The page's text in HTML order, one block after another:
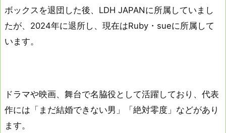
ボックスを退団した後、LDH JAPANに所属していまし
たが、2024年に退所し、現在はRuby・sueに所属して
います。
ドラマや映画、舞台で名脇役として活躍しており、代表
作には「まだ結婚できない男」「絶対零度」などがあり
ます。